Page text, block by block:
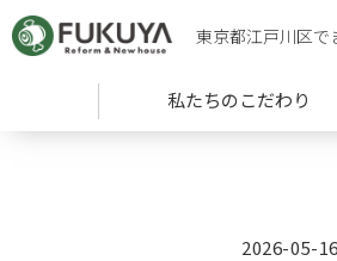
東京都江戸川区で
私たちのこだわり
2026-05-16